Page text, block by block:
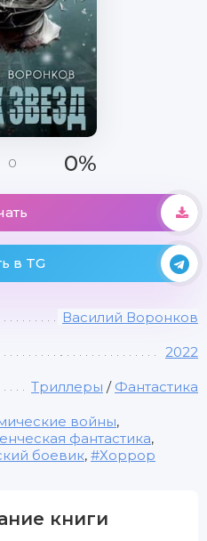
0 0%
в TG
Василий Воронков
2022
Триллеры / Фантастика
войны,
фантастика,
боевик, Хоррор
книги